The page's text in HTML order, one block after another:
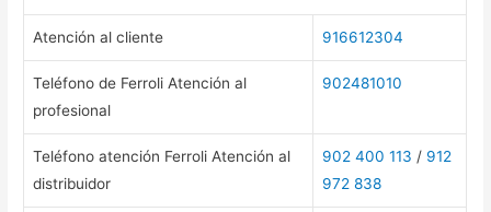
Atención al cliente 916612304
Teléfono de Ferroli Atención al
profesional
902481010
Teléfono atención Ferroli Atención al
distribuidor
902 400 113 / 912
972 838